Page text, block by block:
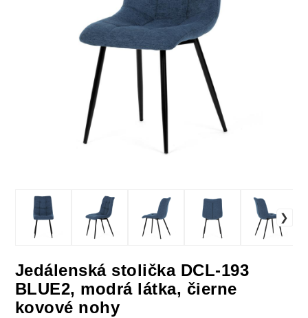
Jedálenská stolička DCL-193
BLUE2, modrá látka, čierne
kovové nohy